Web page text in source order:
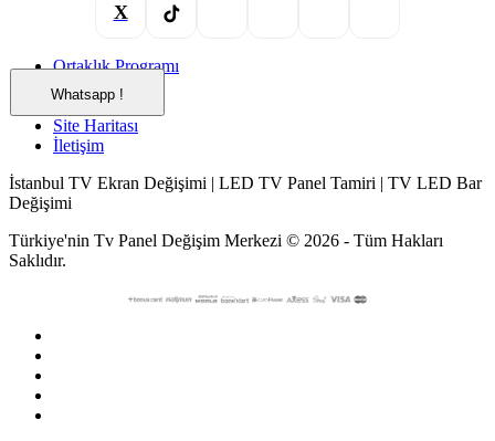
Whatsapp !
X
Ortaklık Programı
Hediye Çeki
Markalar
Site Haritası
İletişim
İstanbul TV Ekran Değişimi | LED TV Panel Tamiri | TV LED Bar
Değişimi
Türkiye'nin Tv Panel Değişim Merkezi © 2026 - Tüm Hakları
Saklıdır.